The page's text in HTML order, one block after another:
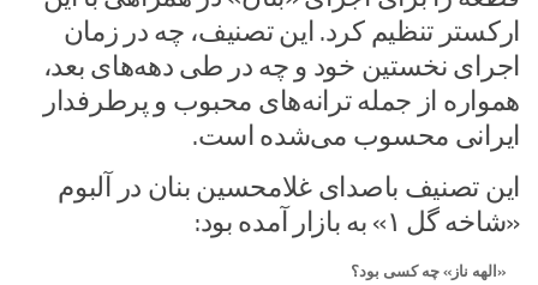
ارکستر تنظیم کرد. این تصنیف، چه در زمان
اجرای نخستین خود و چه در طی دهه‌های بعد،
همواره از جمله ترانه‌های محبوب و پرطرفدار
ایرانی محسوب می‌شده‌ است.
این تصنیف باصدای غلامحسین بنان در آلبوم
«شاخه گل ۱» به بازار آمده‌ بود:
«الهه ناز» چه کسی بود؟